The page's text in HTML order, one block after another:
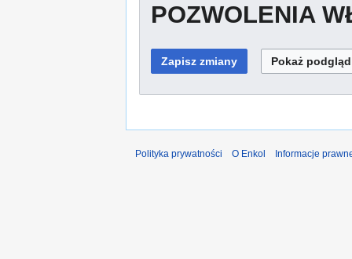
POZWOLENIA
Polityka prywatności O Enkol Informacje